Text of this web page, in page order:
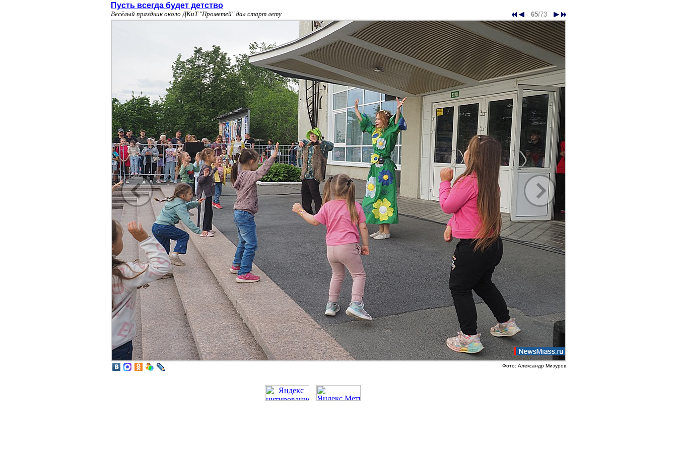
Пусть всегда будет детство
Весёлый праздник около ДКиТ "Прометей" дал старт лету 65/73
Фото: Александр Мизуров